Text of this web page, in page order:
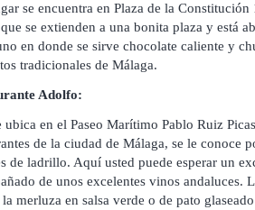
se encuentra en Plaza de la
que se extienden a una bonita plaza y está
en donde se sirve chocolate caliente y
tradicionales de Málaga.
Adolfo:
ubica en el Paseo Marítimo Pablo Ruiz
de la ciudad de Málaga, se le conoce
de ladrillo. Aquí usted puede esperar un
de unos excelentes vinos andaluces.
merluza en salsa verde o de pato